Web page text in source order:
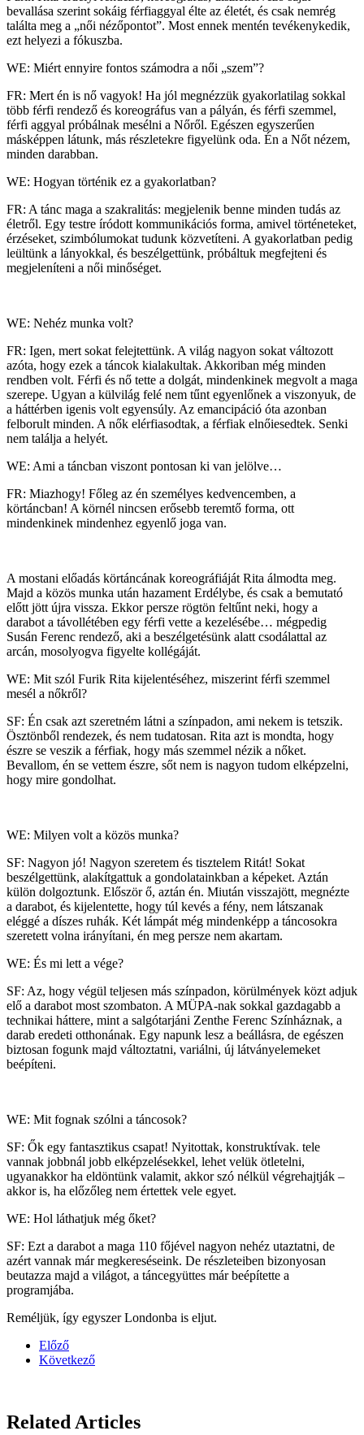
bevallása szerint sokáig férfiaggyal élte az életét, és csak nemrég
találta meg a „női nézőpontot”. Most ennek mentén tevékenykedik,
ezt helyezi a fókuszba.
WE: Miért ennyire fontos számodra a női „szem”?
FR: Mert én is nő vagyok! Ha jól megnézzük gyakorlatilag sokkal
több férfi rendező és koreográfus van a pályán, és férfi szemmel,
férfi aggyal próbálnak mesélni a Nőről. Egészen egyszerűen
másképpen látunk, más részletekre figyelünk oda. Én a Nőt nézem,
minden darabban.
WE: Hogyan történik ez a gyakorlatban?
FR: A tánc maga a szakralitás: megjelenik benne minden tudás az
életről. Egy testre íródott kommunikációs forma, amivel történeteket,
érzéseket, szimbólumokat tudunk közvetíteni. A gyakorlatban pedig
leültünk a lányokkal, és beszélgettünk, próbáltuk megfejteni és
megjeleníteni a női minőséget.
WE: Nehéz munka volt?
FR: Igen, mert sokat felejtettünk. A világ nagyon sokat változott
azóta, hogy ezek a táncok kialakultak. Akkoriban még minden
rendben volt. Férfi és nő tette a dolgát, mindenkinek megvolt a maga
szerepe. Ugyan a külvilág felé nem tűnt egyenlőnek a viszonyuk, de
a háttérben igenis volt egyensúly. Az emancipáció óta azonban
felborult minden. A nők elérfiasodtak, a férfiak elnőiesedtek. Senki
nem találja a helyét.
WE: Ami a táncban viszont pontosan ki van jelölve…
FR: Miazhogy! Főleg az én személyes kedvencemben, a
körtáncban! A körnél nincsen erősebb teremtő forma, ott
mindenkinek mindenhez egyenlő joga van.
A mostani előadás körtáncának koreográfiáját Rita álmodta meg.
Majd a közös munka után hazament Erdélybe, és csak a bemutató
előtt jött újra vissza. Ekkor persze rögtön feltűnt neki, hogy a
darabot a távollétében egy férfi vette a kezelésébe… mégpedig
Susán Ferenc rendező, aki a beszélgetésünk alatt csodálattal az
arcán, mosolyogva figyelte kollégáját.
WE: Mit szól Furik Rita kijelentéséhez, miszerint férfi szemmel
mesél a nőkről?
SF: Én csak azt szeretném látni a színpadon, ami nekem is tetszik.
Ösztönből rendezek, és nem tudatosan. Rita azt is mondta, hogy
észre se veszik a férfiak, hogy más szemmel nézik a nőket.
Bevallom, én se vettem észre, sőt nem is nagyon tudom elképzelni,
hogy mire gondolhat.
WE: Milyen volt a közös munka?
SF: Nagyon jó! Nagyon szeretem és tisztelem Ritát! Sokat
beszélgettünk, alakítgattuk a gondolatainkban a képeket. Aztán
külön dolgoztunk. Először ő, aztán én. Miután visszajött, megnézte
a darabot, és kijelentette, hogy túl kevés a fény, nem látszanak
eléggé a díszes ruhák. Két lámpát még mindenképp a táncosokra
szeretett volna irányítani, én meg persze nem akartam.
WE: És mi lett a vége?
SF: Az, hogy végül teljesen más színpadon, körülmények közt adjuk
elő a darabot most szombaton. A MÜPA-nak sokkal gazdagabb a
technikai háttere, mint a salgótarjáni Zenthe Ferenc Színháznak, a
darab eredeti otthonának. Egy napunk lesz a beállásra, de egészen
biztosan fogunk majd változtatni, variálni, új látványelemeket
beépíteni.
WE: Mit fognak szólni a táncosok?
SF: Ők egy fantasztikus csapat! Nyitottak, konstruktívak. tele
vannak jobbnál jobb elképzelésekkel, lehet velük ötletelni,
ugyanakkor ha eldöntünk valamit, akkor szó nélkül végrehajtják –
akkor is, ha előzőleg nem értettek vele egyet.
WE: Hol láthatjuk még őket?
SF: Ezt a darabot a maga 110 főjével nagyon nehéz utaztatni, de
azért vannak már megkereséseink. De részleteiben bizonyosan
beutazza majd a világot, a táncegyüttes már beépítette a
programjába.
Reméljük, így egyszer Londonba is eljut.
Előző
Következő
Related Articles